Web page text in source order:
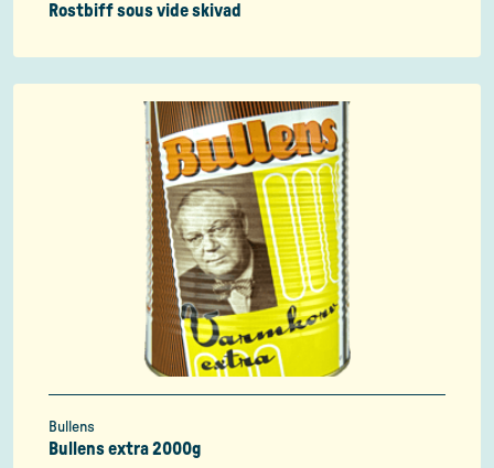
Rostbiff sous vide skivad
Bullens
Bullens extra 2000g